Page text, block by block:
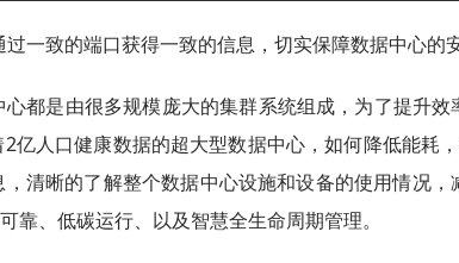
一致的端口获得一致的信息，切实保障数据中心
都是由很多规模庞大的集群系统组成，为了提升
人口健康数据的超大型数据中心，如何降低能
清晰的了解整个数据中心设施和设备的使用情况
、低碳运行、以及智慧全生命周期管理。